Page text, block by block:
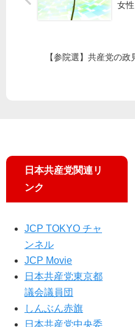
長
本
女
【参院選】共産党の政
日本共産党関連リ
ンク
JCP TOKYO チャ
ンネル
JCP Movie
日本共産党東京都
議会議員団
しんぶん赤旗
日本共産党中央委